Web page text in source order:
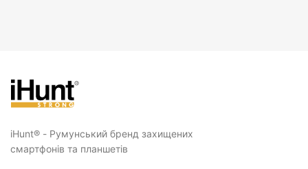
iHunt® - Румунський бренд захищених
смартфонів та планшетів